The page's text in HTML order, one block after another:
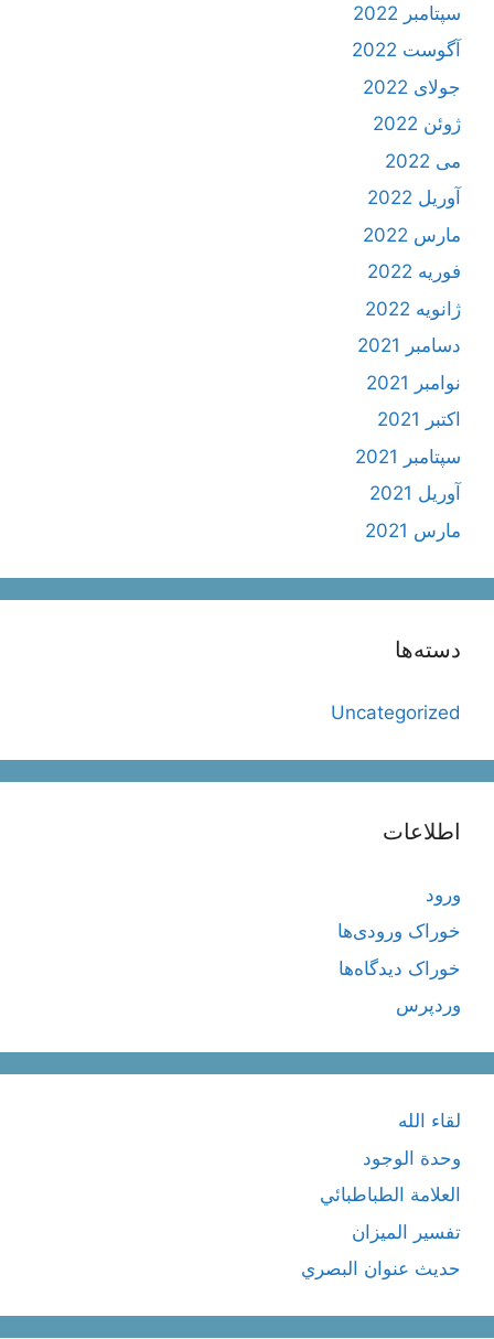
سپتامبر 2022
آگوست 2022
جولای 2022
ژوئن 2022
می 2022
آوریل 2022
مارس 2022
فوریه 2022
ژانویه 2022
دسامبر 2021
نوامبر 2021
اکتبر 2021
سپتامبر 2021
آوریل 2021
مارس 2021
دسته‌ها
Uncategorized
اطلاعات
ورود
خوراک ورودی‌ها
خوراک دیدگاه‌ها
وردپرس
لقاء الله
وحدة الوجود
العلامة الطباطبائي
تفسير الميزان
حديث عنوان البصري